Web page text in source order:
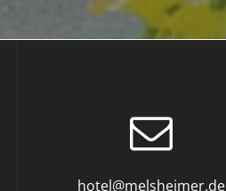
hotel@melsheimer.de